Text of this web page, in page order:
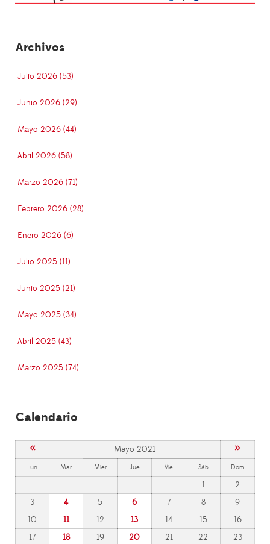
Archivos
Julio 2026 (53)
Junio 2026 (29)
Mayo 2026 (44)
Abril 2026 (58)
Marzo 2026 (71)
Febrero 2026 (28)
Enero 2026 (6)
Julio 2025 (11)
Junio 2025 (21)
Mayo 2025 (34)
Abril 2025 (43)
Marzo 2025 (74)
Calendario
« Mayo 2021 »
Lun Mar Mier Jue Vie Sáb Dom
1
2
3
4 5 6 7 8
9
10
11 12 13 14 15
16
17
18 19 20 21 22
23